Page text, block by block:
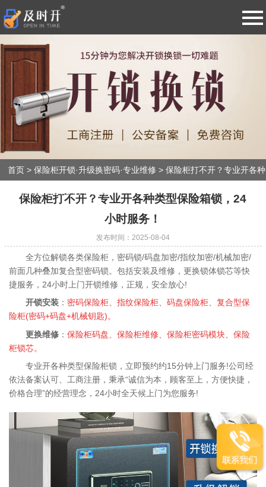
导
航
网站首页
防盗门开锁·换锁·修锁·售后质保
换锁芯上门服务·更换ABC级锁芯
保险柜开锁·升级换密码·专业维修
新闻动态
服务项目
首页> 保险柜开锁·升级换密码·专业维修 > 保险柜打不开？专业开各种
类型保险箱锁，24小时服务！
保险柜打不开？专业开各种类型保险箱锁，24
小时服务！
发布时间：2025-08-04
全方位解锁各类保险柜，密码锁/码盘加密/指纹加密/机械加密/
前面几种叠加复合型密码锁。包括安装及维修，更换锁体锁芯等快
捷服务，24小时上门开锁维修，正规，安全放心!
开锁安装 ： 密码保险柜、指纹保险柜、码盘保险柜、复合型保
险柜(密码+码盘+机械钥匙)。
更换维修 ：保险柜码盘、保险柜维修、保险柜密码模块、保险
柜锁芯。
专业开各种类型保险柜锁，立即预约约15分钟上门服务!公司经
依法备案认可、工商注册，秉承“诚信为本，顾客至上，方便快捷，
价格合理”的经营理念，24小时全天候上门为您服务!